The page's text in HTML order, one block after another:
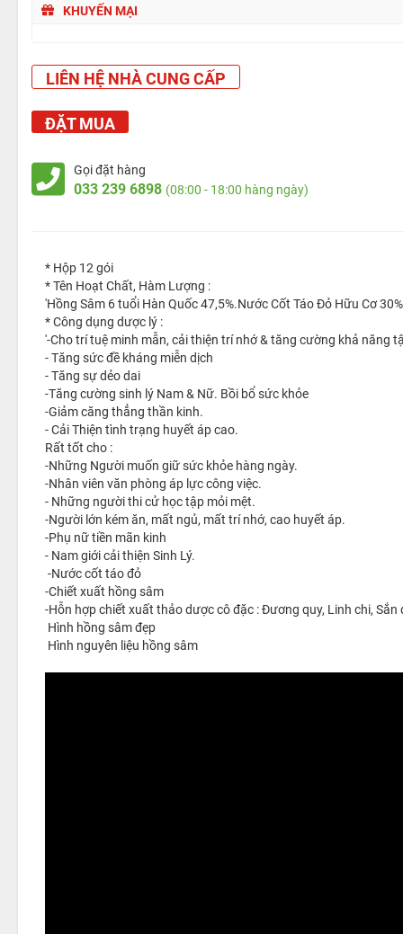
KHUYẾN MẠI
LIÊN HỆ NHÀ CUNG CẤP
ĐẶT MUA
Gọi đặt hàng
033 239 6898 (08:00 - 18:00 hàng ngày)
* Hộp 12 gói
* Tên Hoạt Chất, Hàm Lượng :
'Hồng Sâm 6 tuổi Hàn Quốc 47,5%.Nước Cốt Táo Đỏ Hữu Cơ
* Công dụng dược lý :
'-Cho trí tuệ minh mẫn, cải thiện trí nhớ & tăng cường khả năng
- Tăng sức đề kháng miễn dịch
- Tăng sự dẻo dai
-Tăng cường sinh lý Nam & Nữ. Bồi bổ sức khỏe
-Giảm căng thẳng thần kinh.
- Cải Thiện tình trạng huyết áp cao.
Rất tốt cho :
-Những Người muốn giữ sức khỏe hàng ngày.
-Nhân viên văn phòng áp lực công việc.
- Những người thi cử học tập mỏi mệt.
-Người lớn kém ăn, mất ngủ, mất trí nhớ, cao huyết áp.
-Phụ nữ tiền mãn kinh
- Nam giới cải thiện Sinh Lý.
-Nước cốt táo đỏ
-Chiết xuất hồng sâm
-Hỗn hợp chiết xuất thảo dược cô đặc : Đương quy, Linh chi,
Hình hồng sâm đẹp
Hình nguyên liệu hồng sâm